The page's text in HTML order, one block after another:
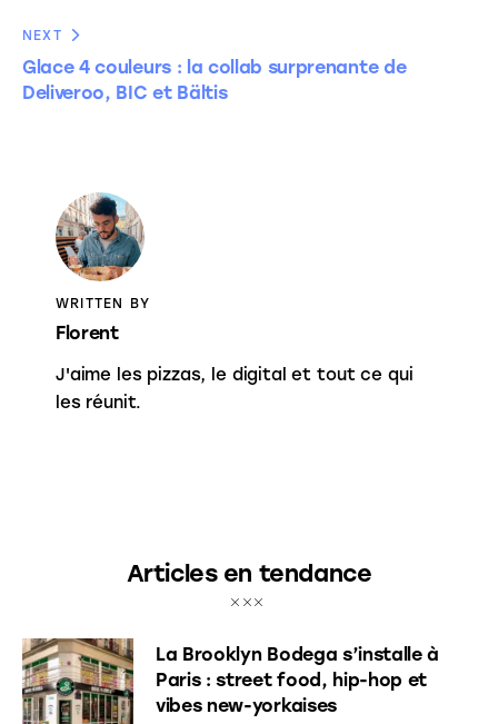
NEXT
Glace 4 couleurs : la collab surprenante de
Deliveroo, BIC et Bältis
WRITTEN BY
Florent
J'aime les pizzas, le digital et tout ce qui
les réunit.
Articles en tendance
La Brooklyn Bodega s’installe à
Paris : street food, hip-hop et
vibes new-yorkaises